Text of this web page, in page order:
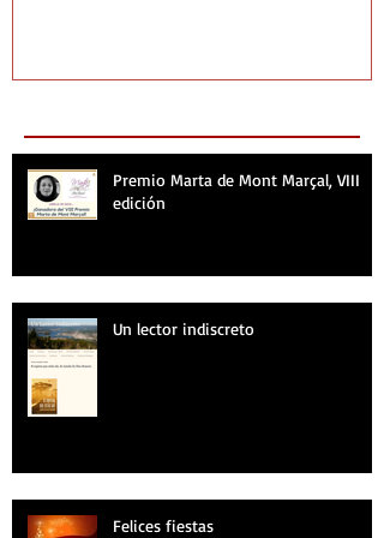
Premio Marta de Mont Marçal, VIII
edición
Un lector indiscreto
Felices fiestas